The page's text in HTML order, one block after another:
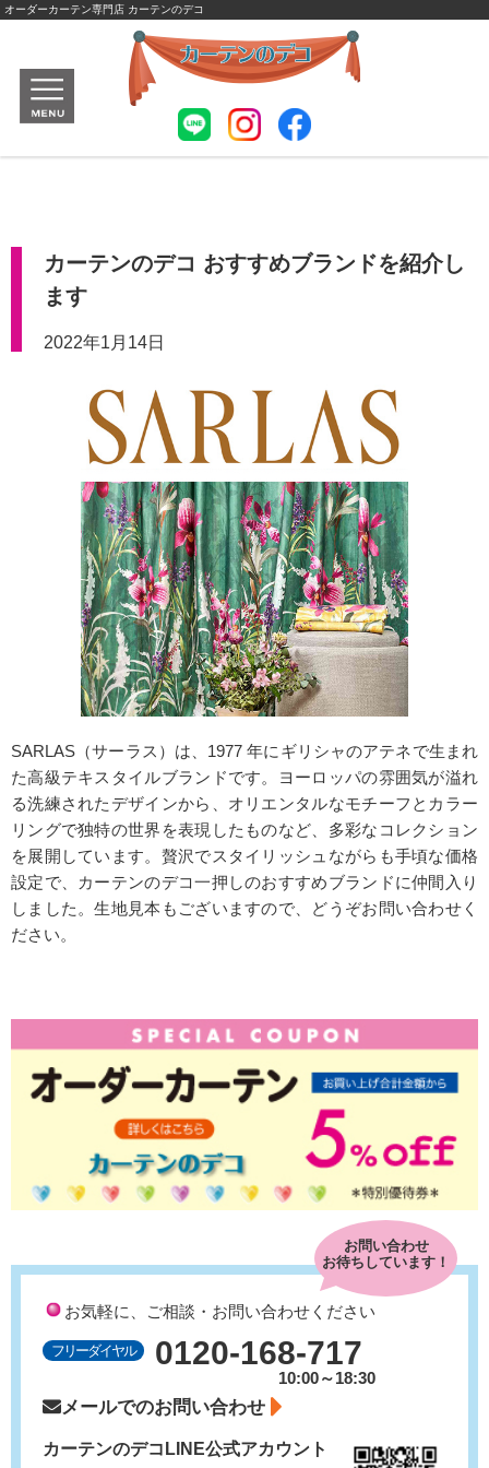
オーダーカーテン専門店 カーテンのデコ
カーテンのデコ おすすめブランドを紹介し
ます
2022年1月14日
SARLAS（サーラス）は、1977 年にギリシャのアテネで生まれ
た高級テキスタイルブランドです。ヨーロッパの雰囲気が溢れ
る洗練されたデザインから、オリエンタルなモチーフとカラー
リングで独特の世界を表現したものなど、多彩なコレクション
を展開しています。贅沢でスタイリッシュながらも手頃な価格
設定で、カーテンのデコ一押しのおすすめブランドに仲間入り
しました。生地見本もございますので、どうぞお問い合わせく
ださい。
お問い合わせ
お待ちしています！
お気軽に、ご相談・お問い合わせください
フリーダイヤル 0120-168-717
10:00～18:30
メールでのお問い合わせ
カーテンのデコ LINE公式アカウント